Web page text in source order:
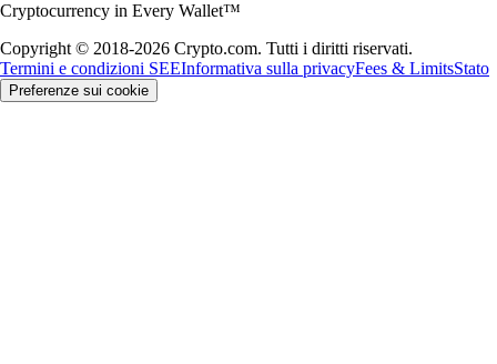
Cryptocurrency in Every Wallet™
Copyright © 2018-2026 Crypto.com. Tutti i diritti riservati.
Termini e condizioni SEEInformativa sulla privacyFees & LimitsStato
Preferenze sui cookie